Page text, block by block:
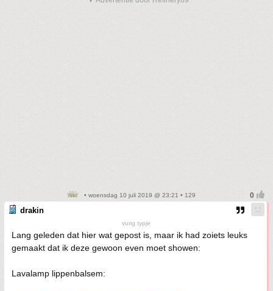
• woensdag 10 juli 2019 @ 23:21 • 129
drakin
vurig typje
Lang geleden dat hier wat gepost is, maar ik had zoiets leuks
gemaakt dat ik deze gewoon even moet showen:
Lavalamp lippenbalsem: